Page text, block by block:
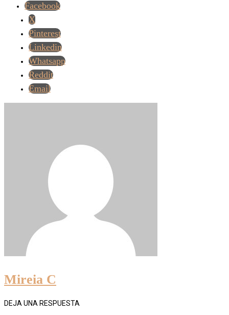
Facebook
X
Pinterest
Linkedin
Whatsapp
Reddit
Email
Mireia C
DEJA UNA RESPUESTA